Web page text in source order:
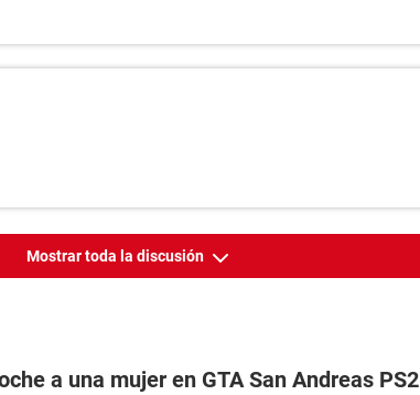
Mostrar toda la discusión
a una mujer en GTA San Andreas PS2